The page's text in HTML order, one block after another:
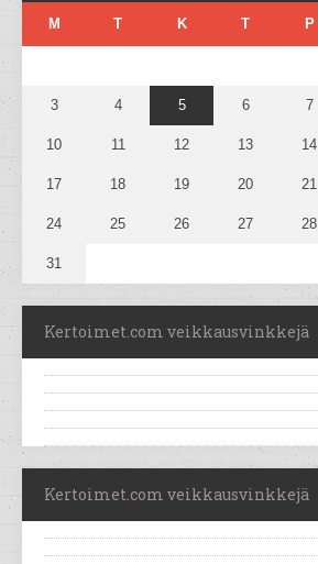
M T K T P
3 4 5 6 7
10 11 12 13 14
17 18 19 20 21
24 25 26 27 28
31
Kertoimet.com veikkausvinkkejä
Kertoimet.com veikkausvinkkejä